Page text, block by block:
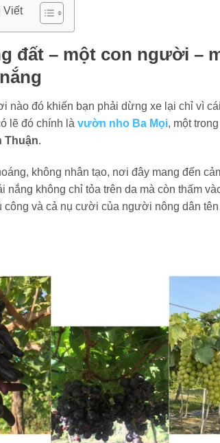
Viết
đất – một con người –
nào đó khiến bạn phải dừng xe lại chỉ vì
lẽ đó chính là vườn nho Ba Mọi, một
Thuận.
không nhân tạo, nơi đây mang đến
nắng không chỉ tỏa trên da mà còn thấm
công và cả nụ cười của người nông dân